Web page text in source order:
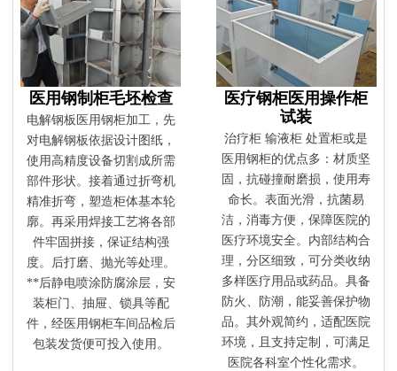
医用钢制柜毛坯检查
电解钢板医用钢柜加工，先
对电解钢板依据设计图纸，
使用高精度设备切割成所需
部件形状。接着通过折弯机
精准折弯，塑造柜体基本轮
廓。再采用焊接工艺将各部
件牢固拼接，保证结构强
度。后打磨、抛光等处理。
**后静电喷涂防腐涂层，安
装柜门、抽屉、锁具等配
件，经医用钢柜车间品检后
包装发货便可投入使用。
医疗钢柜医用操作柜
试装
治疗柜 输液柜 处置柜或是
医用钢柜的优点多：材质坚
固，抗碰撞耐磨损，使用寿
命长。表面光滑，抗菌易
洁，消毒方便，保障医院的
医疗环境安全。内部结构合
理，分区细致，可分类收纳
多样医疗用品或药品。具备
防火、防潮，能妥善保护物
品。其外观简约，适配医院
环境，且支持定制，可满足
医院各科室个性化需求。